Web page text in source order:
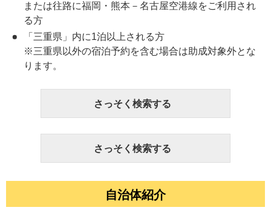
または往路に福岡・熊本－名古屋空港線をご利用され
る方
「三重県」内に1泊以上される方
※三重県以外の宿泊予約を含む場合は助成対象外とな
ります。
さっそく検索する
さっそく検索する
自治体紹介